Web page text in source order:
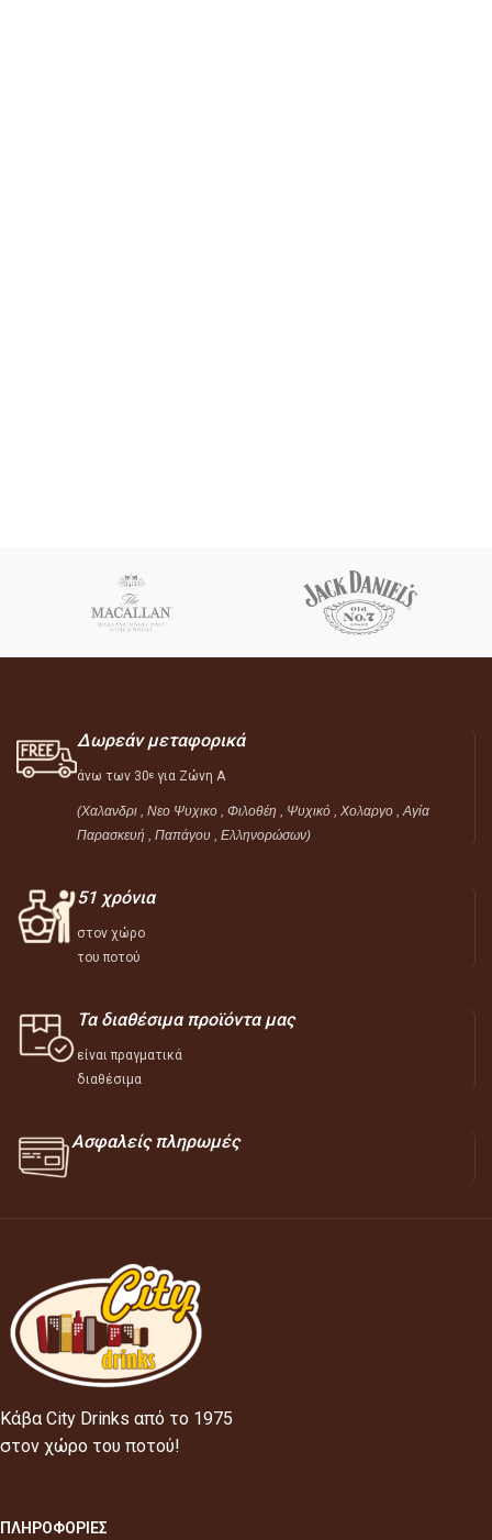
Δωρεάν μεταφορικά
άνω των 30ε για Ζώνη Α
(Χαλανδρι , Νεο Ψυχικο , Φιλοθέη , Ψυχικό , Χολαργο , Αγία
Παρασκευή , Παπάγου , Ελληνορώσων)
51 χρόνια
στον χώρο
του ποτού
Τα διαθέσιμα προϊόντα μας
είναι πραγματικά
διαθέσιμα
Ασφαλείς πληρωμές
Κάβα City Drinks από το 1975
στον χώρο του ποτού!
ΠΛΗΡΟΦΟΡΙΕΣ